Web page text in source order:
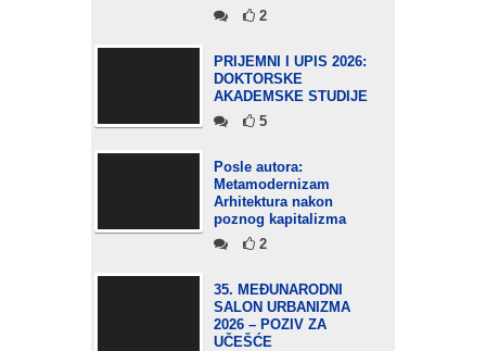
2
PRIJEMNI I UPIS 2026:
DOKTORSKE
AKADEMSKE STUDIJE
5
Posle autora:
Metamodernizam
Arhitektura nakon
poznog kapitalizma
2
35. MEĐUNARODNI
SALON URBANIZMA
2026 – POZIV ZA
UČEŠĆE